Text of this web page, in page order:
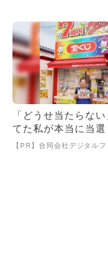
O...
「どうせ当たらな
てた私が本当に当選
い方”がこれ
【PR】合同会社デジタル